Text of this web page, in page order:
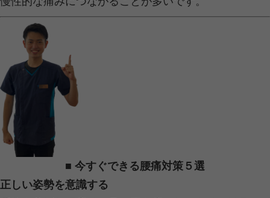
だからこそ、たまには休ませてあげ
あなたの“首”は、あなたの“生き方”を
ら！
首の痛みの必殺仕事人。。。つく
お悩みは少ないことに越したことは
なかなか取れないお悩みは一度医療